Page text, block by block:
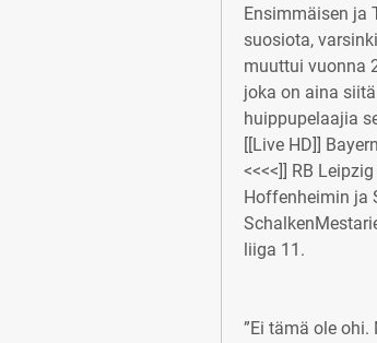
Ensimmäisen ja
suosiota,
muuttui vuonna
joka on aina
huippupelaajia
[[Live HD]]
<<<<]] RB
Hoffenheimin ja
liiga 11.
”Ei tämä ole